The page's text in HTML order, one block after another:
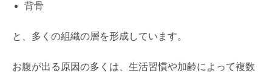
背骨
と、多くの組織の層を形成しています。
お腹が出る原因の多くは、生活習慣や加齢によって複数